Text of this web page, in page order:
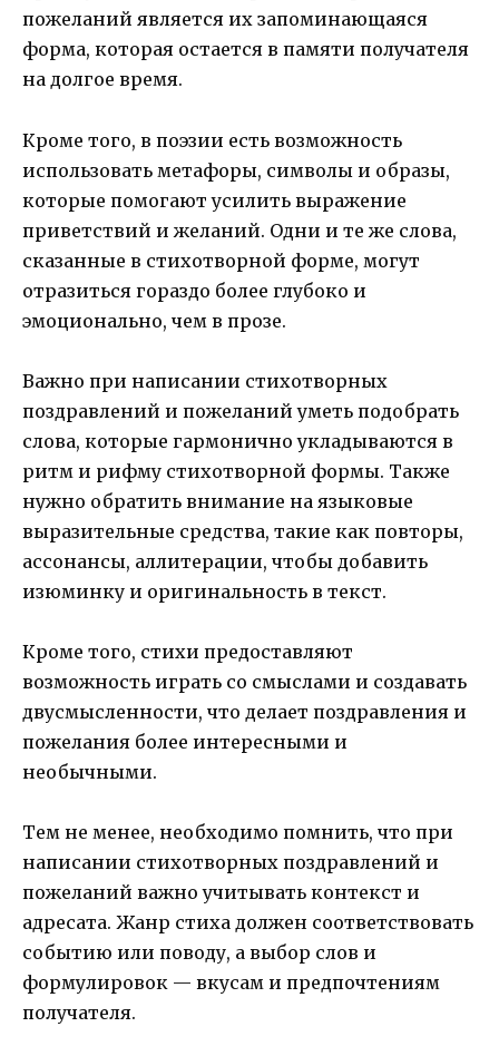
пожеланий является их запоминающаяся
форма, которая остается в памяти получателя
на долгое время.
Кроме того, в поэзии есть возможность
использовать метафоры, символы и образы,
которые помогают усилить выражение
приветствий и желаний. Одни и те же слова,
сказанные в стихотворной форме, могут
отразиться гораздо более глубоко и
эмоционально, чем в прозе.
Важно при написании стихотворных
поздравлений и пожеланий уметь подобрать
слова, которые гармонично укладываются в
ритм и рифму стихотворной формы. Также
нужно обратить внимание на языковые
выразительные средства, такие как повторы,
ассонансы, аллитерации, чтобы добавить
изюминку и оригинальность в текст.
Кроме того, стихи предоставляют
возможность играть со смыслами и создавать
двусмысленности, что делает поздравления и
пожелания более интересными и
необычными.
Тем не менее, необходимо помнить, что при
написании стихотворных поздравлений и
пожеланий важно учитывать контекст и
адресата. Жанр стиха должен соответствовать
событию или поводу, а выбор слов и
формулировок — вкусам и предпочтениям
получателя.